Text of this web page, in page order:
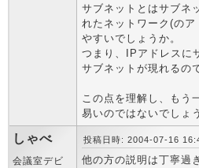
サブネットとはサブネ
れたネットワーク(のア
やすいでしょうか。
つまり、IPアドレスに
サブネットが現れるの
この点を理解し、もう
易いのではないでしょ
しゃべ
会議室デビ
投稿日時: 2004-07-16
他の方の説明は丁寧過